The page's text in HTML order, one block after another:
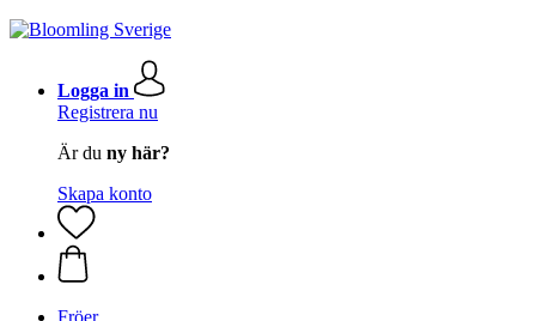
Logga in
Registrera nu
Är du ny här?
Skapa konto
Fröer